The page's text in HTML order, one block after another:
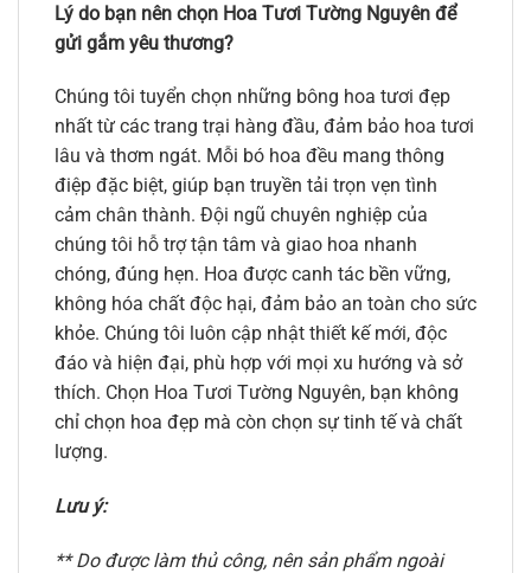
Lý do bạn nên chọn Hoa Tươi Tường Nguyên để
gửi gắm yêu thương?
Chúng tôi tuyển chọn những bông hoa tươi đẹp
nhất từ các trang trại hàng đầu, đảm bảo hoa tươi
lâu và thơm ngát. Mỗi bó hoa đều mang thông
điệp đặc biệt, giúp bạn truyền tải trọn vẹn tình
cảm chân thành. Đội ngũ chuyên nghiệp của
chúng tôi hỗ trợ tận tâm và giao hoa nhanh
chóng, đúng hẹn. Hoa được canh tác bền vững,
không hóa chất độc hại, đảm bảo an toàn cho sức
khỏe. Chúng tôi luôn cập nhật thiết kế mới, độc
đáo và hiện đại, phù hợp với mọi xu hướng và sở
thích. Chọn Hoa Tươi Tường Nguyên, bạn không
chỉ chọn hoa đẹp mà còn chọn sự tinh tế và chất
lượng.
Lưu ý:
** Do được làm thủ công, nên sản phẩm ngoài